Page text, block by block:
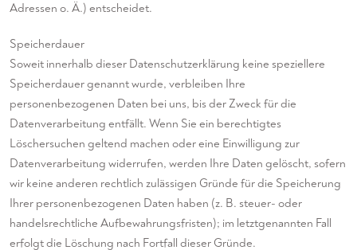
Adressen o. Ä.) entscheidet.
Speicherdauer
Soweit innerhalb dieser Datenschutzerklärung keine speziellere
Speicherdauer genannt wurde, verbleiben Ihre
personenbezogenen Daten bei uns, bis der Zweck für die
Datenverarbeitung entfällt. Wenn Sie ein berechtigtes
Löschersuchen geltend machen oder eine Einwilligung zur
Datenverarbeitung widerrufen, werden Ihre Daten gelöscht, sofern
wir keine anderen rechtlich zulässigen Gründe für die Speicherung
Ihrer personenbezogenen Daten haben (z. B. steuer- oder
handelsrechtliche Aufbewahrungsfristen); im letztgenannten Fall
erfolgt die Löschung nach Fortfall dieser Gründe.